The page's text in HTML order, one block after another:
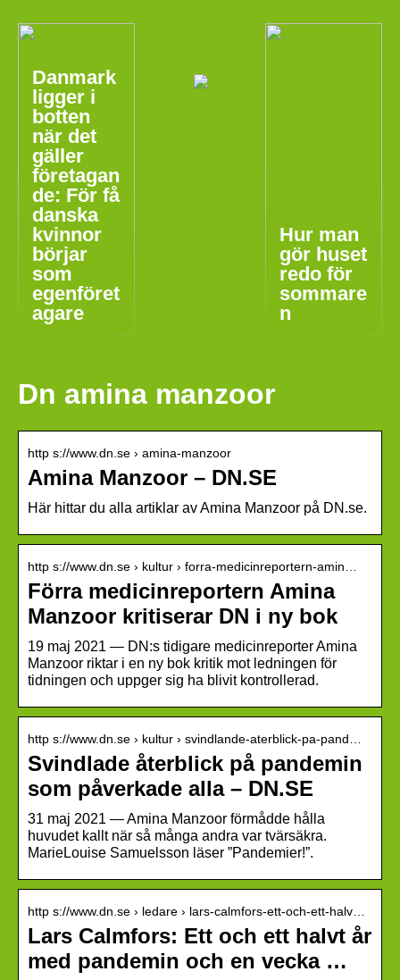
Danmark
ligger i
botten
när det
gäller
företagan
de: För få
danska
kvinnor
börjar
som
egenföret
agare
Hur man
gör huset
redo för
sommare
n
Dn amina manzoor
http s://www.dn.se › amina-manzoor
Amina Manzoor – DN.SE
Här hittar du alla artiklar av Amina Manzoor på DN.se.
http s://www.dn.se › kultur › forra-medicinreportern-amin…
Förra medicinreportern Amina
Manzoor kritiserar DN i ny bok
19 maj 2021 — DN:s tidigare medicinreporter Amina
Manzoor riktar i en ny bok kritik mot ledningen för
tidningen och uppger sig ha blivit kontrollerad.
http s://www.dn.se › kultur › svindlande-aterblick-pa-pand…
Svindlade återblick på pandemin
som påverkade alla – DN.SE
31 maj 2021 — Amina Manzoor förmådde hålla
huvudet kallt när så många andra var tvärsäkra.
MarieLouise Samuelsson läser ”Pandemier!”.
http s://www.dn.se › ledare › lars-calmfors-ett-och-ett-halv…
Lars Calmfors: Ett och ett halvt år
med pandemin och en vecka …